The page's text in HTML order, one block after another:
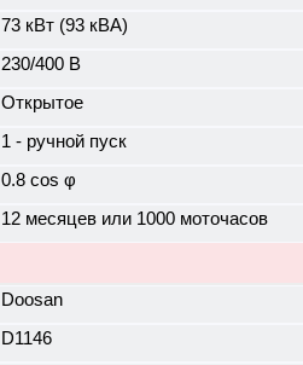
73 кВт (93 кВА)
230/400 В
Открытое
1 - ручной пуск
0.8 cos φ
12 месяцев или 1000 моточасов
Doosan
D1146